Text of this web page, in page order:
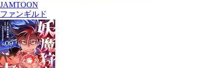
JAMTOON
ファンギルド